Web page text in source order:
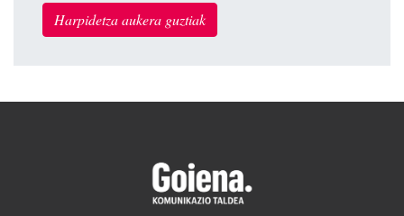
Harpidetza aukera guztiak